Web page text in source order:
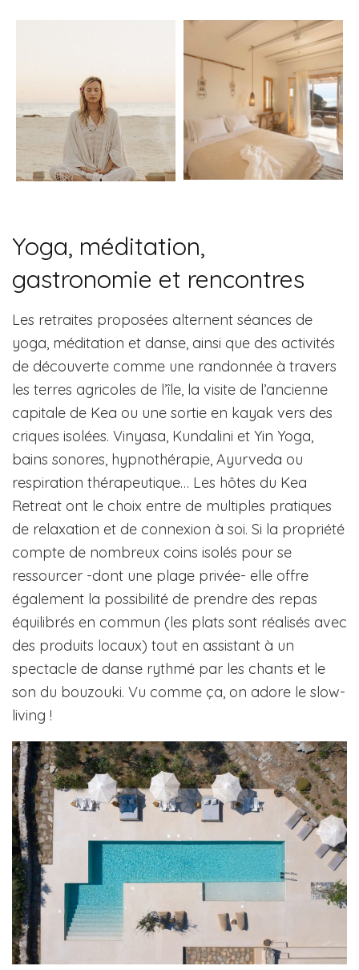
Yoga, méditation,
gastronomie et rencontres
Les retraites proposées alternent séances de
yoga, méditation et danse, ainsi que des activités
de découverte comme une randonnée à travers
les terres agricoles de l’île, la visite de l’ancienne
capitale de Kea ou une sortie en kayak vers des
criques isolées. Vinyasa, Kundalini et Yin Yoga,
bains sonores, hypnothérapie, Ayurveda ou
respiration thérapeutique… Les hôtes du Kea
Retreat ont le choix entre de multiples pratiques
de relaxation et de connexion à soi. Si la propriété
compte de nombreux coins isolés pour se
ressourcer -dont une plage privée- elle offre
également la possibilité de prendre des repas
équilibrés en commun (les plats sont réalisés avec
des produits locaux) tout en assistant à un
spectacle de danse rythmé par les chants et le
son du bouzouki. Vu comme ça, on adore le slow-
living !